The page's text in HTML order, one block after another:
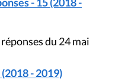
du 24 mai
- 2019)